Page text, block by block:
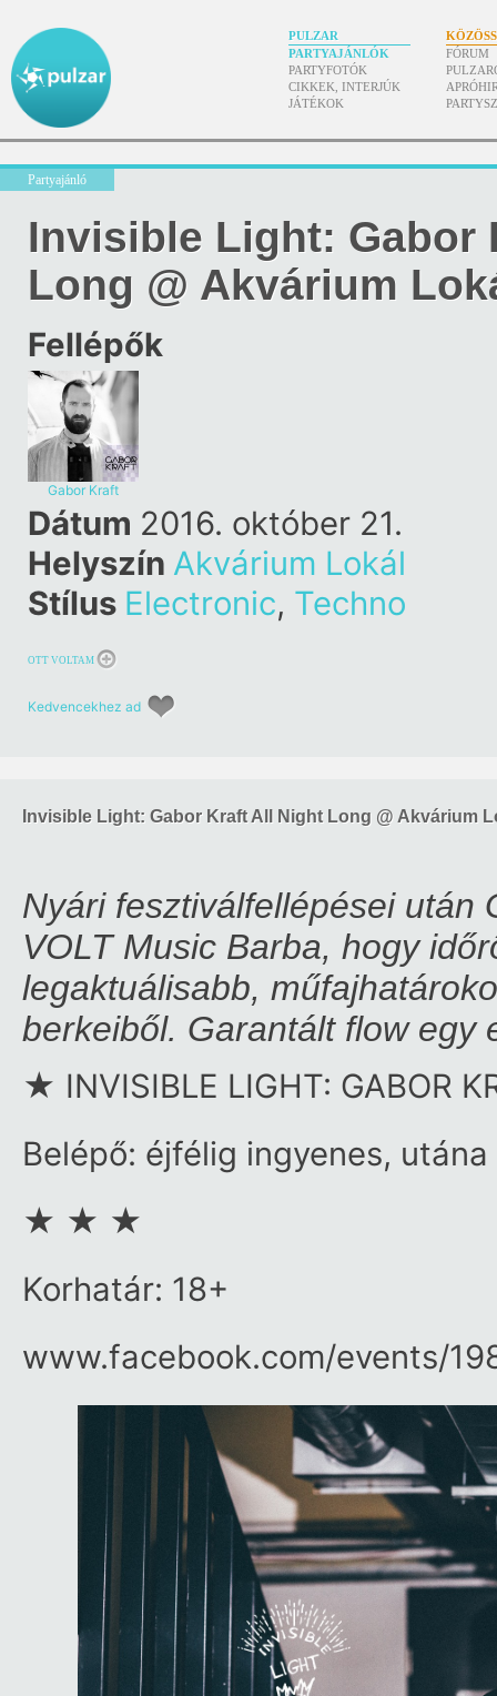
PULZAR
PARTYAJÁNLÓK
PARTYFOTÓK
CIKKEK, INTERJÚK
JÁTÉKOK
FÓRUM
Partyajánló
Invisible Light: Gabor
Long @ Akvárium
Fellépők
Gabor Kraft
Dátum 2016. október 21.
Helyszín Akvárium Lokál
Stílus Electronic, Techno
OTT VOLTAM
Kedvencekhez ad
Invisible Light: Gabor Kraft All Night Long @ Akvárium
Nyári fesztiválfellépései után
VOLT Music Barba, hogy
legaktuálisabb,
berkeiből. Garantált flow egy
★ INVISIBLE LIGHT: GABOR
Belépő: éjfélig ingyenes,
★ ★ ★
Korhatár: 18+
www.facebook.com/​events/​